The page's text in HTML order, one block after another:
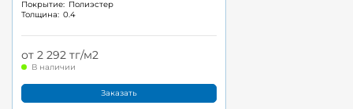
Покрытие: Полиэстер
Толщина: 0.4
от 2 292 тг/м2
В наличии
Заказать